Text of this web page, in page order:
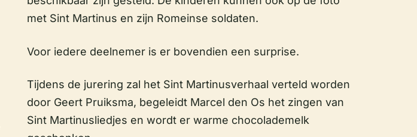
met Sint Martinus en zijn Romeinse soldaten.
Voor iedere deelnemer is er bovendien een surprise.
Tijdens de jurering zal het Sint Martinusverhaal verteld worden
door Geert Pruiksma, begeleidt Marcel den Os het zingen van
Sint Martinusliedjes en wordt er warme chocolademelk